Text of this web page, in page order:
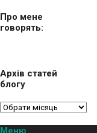
Про мене
говорять:
Архів статей
блогу
Меню